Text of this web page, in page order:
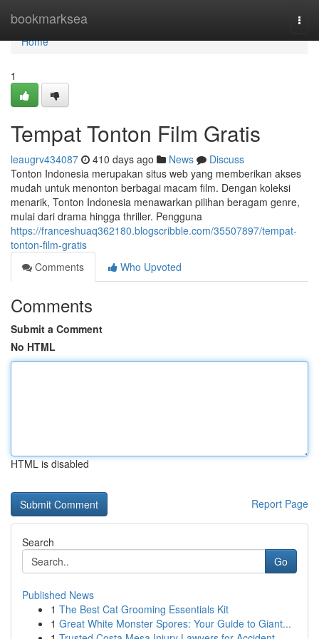
bookmarksea
Home
Home
1
Tempat Tonton Film Gratis
leaugrv434087 410 days ago News
Discuss
Tonton Indonesia merupakan situs web yang memberikan akses
mudah untuk menonton berbagai macam film. Dengan koleksi
menarik, Tonton Indonesia menawarkan pilihan beragam genre,
mulai dari drama hingga thriller. Pengguna
https://franceshuaq362180.blogscribble.com/35507897/tempat-
tonton-film-gratis
Comments
Who Upvoted
Comments
Submit a Comment
No HTML
HTML is disabled
Report Page
Search
Go
Published News
1 The Best Cat Grooming Essentials Kit
1 Great White Monster Spores: Your Guide to Giant...